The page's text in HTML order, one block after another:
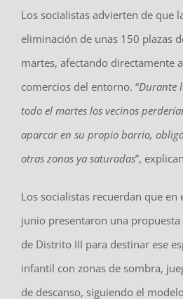
Los socialistas advierten de que
eliminación de unas 150 plazas
martes, afectando directamente
comercios del entorno. “Durante
todo el martes los vecinos
aparcar en su propio barrio,
otras zonas ya saturadas”,
Los socialistas recuerdan que en
junio presentaron una propuesta
de Distrito III para destinar ese
infantil con zonas de sombra,
de descanso, siguiendo el